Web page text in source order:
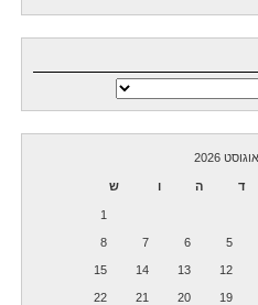
אוגוסט 2026
ד ה ו ש
1
5
6
7
8
12
13
14
15
19
20
21
22